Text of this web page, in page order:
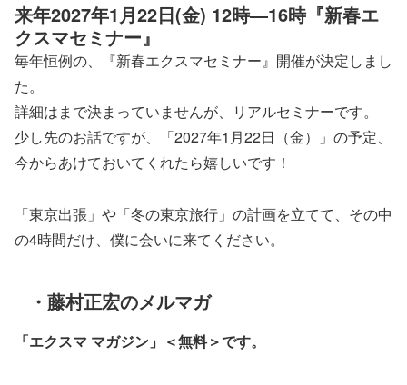
来年2027年1月22日(金) 12時―16時『新春エ
クスマセミナー』
毎年恒例の、『新春エクスマセミナー』開催が決定しまし
た。
詳細はまで決まっていませんが、リアルセミナーです。
少し先のお話ですが、「2027年1月22日（金）」の予定、
今からあけておいてくれたら嬉しいです！
「東京出張」や「冬の東京旅行」の計画を立てて、その中
の4時間だけ、僕に会いに来てください。
・藤村正宏のメルマガ
「エクスマ マガジン」 ＜無料＞です。